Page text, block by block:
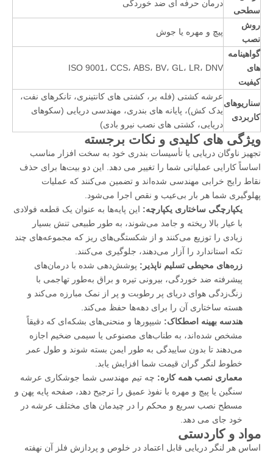
سطحی
درمان حرفه ای ضد خوردگی
روش
نصب
پیچ و مهره یا جوش
گواهینامه
های
کیفیت
ISO 9001، CCS، ABS، BV، GL، LR، DNV
سناریوهای
کاربردی
عرشه کشتی (فله بر، کشتی های کانتینری، تانکرهای نفت،
یدک کش)، پایانه های بندری، مهندسی دریایی (سکوهای
دریایی، کشتی های نصب نیرو بادی)
ویژگی های کلیدی و نکات برجسته
تجهیز ناوگان دریایی یا تأسیسات بندری خود به سخت افزار مناسب
اساساً کارایی عملیاتی شما را تغییر می دهد. این دو بیت‌ها برای حذف
نقاط رایج خرابی مهندسی شده‌اند و تضمین می‌کنند که عملیات
پهلوگیری شما هر بار بی‌عیب و نقص اجرا می‌شود.
یکپارچگی ساختاری یکپارچه: این پایه‌ها به عنوان یک قطعه فولادی
با عیار بالا ریخته و جامد می‌شوند، به طور طبیعی تنش بسیار
زیادی را توزیع می‌کنند و از شکستگی‌های ریز که مجموعه‌های چند
تکه استاندارد را آزار می‌دهند، جلوگیری می‌کنند.
زره‌های محیطی تسلیم ناپذیر: پوشش‌دهی شده با درمان‌های
پیشرفته ضد خوردگی، بیرونی تیره و براق به‌طور تهاجمی با
زنگ‌زدگی هوای دریای پر رطوبت و پر از نمک مبارزه می‌کند و
هسته ساختاری آن را برای دهه‌ها حفظ می‌کند.
هندسه بهینه اصطکاک: شیپورها و منحنی‌های بشکه‌ای که دقیقاً
مشخص شده‌اند، به طناب‌های مصنوعی یا سیمی ضخیم اجازه
می‌دهند تا بدون ساییدگی به طور ایمن بسته شوند و طول عمر
خطوط لنگر گران قیمت شما افزایش یابد.
معماری نصب همه کاره: چه تیم مهندسی شما جوشکاری عرشه
سنگین یا پیچ و مهره با نفوذ عمیق را ترجیح دهد، صفحه پایه پهن و
مسطح نصب سریع و محکم را در چیدمان های مختلف عرشه در
خود جای می دهد.
مواد و کاردستی
اساس هر لنگر دریایی قابل اعتماد در خلوص و پردازش فلز آن نهفته